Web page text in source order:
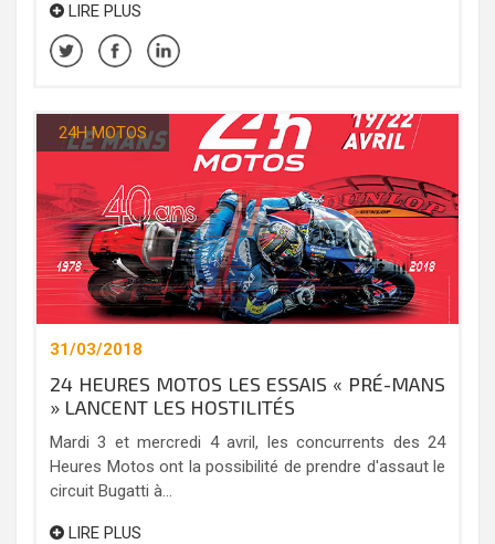
LIRE PLUS
24H MOTOS
31/03/2018
24 HEURES MOTOS LES ESSAIS « PRÉ-MANS
» LANCENT LES HOSTILITÉS
Mardi 3 et mercredi 4 avril, les concurrents des 24
Heures Motos ont la possibilité de prendre d'assaut le
circuit Bugatti à...
LIRE PLUS